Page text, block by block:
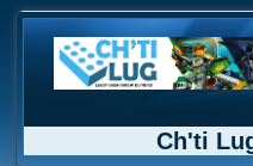
Ch'ti